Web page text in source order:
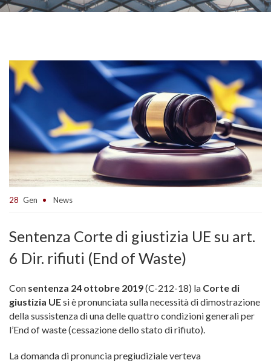
28 Gen News
Sentenza Corte di giustizia UE su art.
6 Dir. rifiuti (End of Waste)
Con sentenza 24 ottobre 2019(C-212-18) la Corte di
giustizia UEsi è pronunciata sulla necessità di dimostrazione
della sussistenza di una delle quattro condizioni generali per
l’End of waste (cessazione dello stato di rifiuto).
La domanda di pronuncia pregiudiziale verteva